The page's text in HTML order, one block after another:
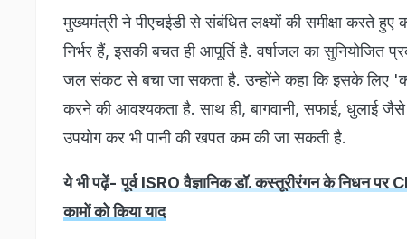
मुख्यमंत्री ने पीएचईडी से संबंधित लक्ष्यों की समीक्षा करते हुए
निर्भर हैं, इसकी बचत ही आपूर्ति है. वर्षाजल का सुनियोजित
जल संकट से बचा जा सकता है. उन्होंने कहा कि इसके लिए
करने की आवश्यकता है. साथ ही, बागवानी, सफाई, धुलाई जैसे
उपयोग कर भी पानी की खपत कम की जा सकती है.
ये भी पढ़ें- पूर्व ISRO वैज्ञानिक डॉ. कस्तूरीरंगन के निधन
कामों को किया याद